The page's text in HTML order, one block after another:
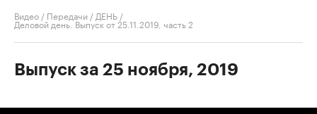
Видео / Передачи / ДЕНЬ /
Деловой день. Выпуск от 25.11.2019, часть 2
Выпуск за 25 ноября, 2019